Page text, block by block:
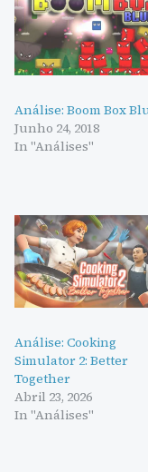
Análise: Boom Box
Junho 24, 2018
In "Análises"
Análise: Cooking
Simulator 2: Better
Together
Abril 23, 2026
In "Análises"